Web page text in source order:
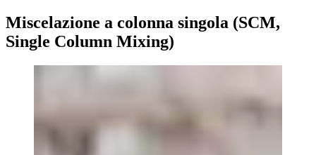
Miscelazione a colonna singola (SCM,
Single Column Mixing)